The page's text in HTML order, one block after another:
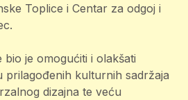
Toplice i Centar za odgoj i
bio je omogućiti i olakšati
prilagođenih kulturnih sadržaja
dizajna te veću